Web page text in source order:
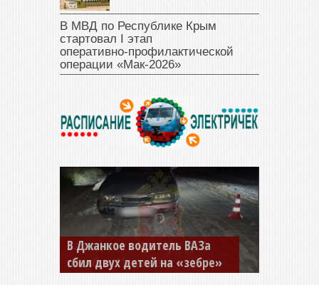
В МВД по Республике Крым
стартовал I этап
оперативно‑профилактической
операции «Мак‑2026»
В Джанкое водитель ВАЗа
сбил двух детей на «зебре»